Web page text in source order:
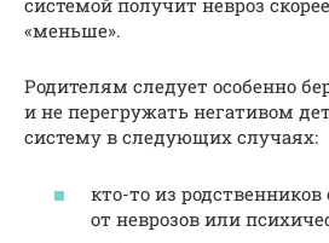
системой получит невроз
«меньше».
Родителям следует особенно
и не перегружать негативом
систему в следующих случаях:
кто-то из родственников
от неврозов или